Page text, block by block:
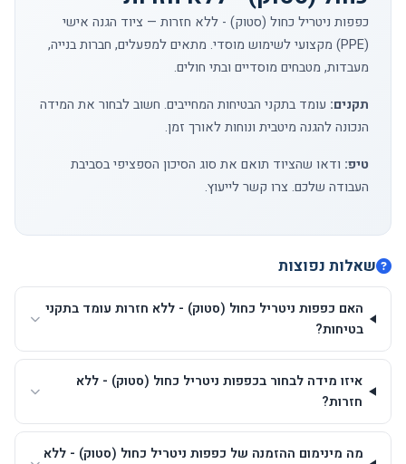
כפפות ניטריל כחול (סטוק) - ללא חזרות — ציוד הגנה אישי
(PPE) מקצועי לשימוש מוסדי. מתאים למפעלים, חברות בנייה,
מעבדות, מטבחים מוסדיים ובתי חולים.
תקנים: עומד בתקני הבטיחות המחייבים. חשוב לבחור את המידה
הנכונה להגנה מיטבית ונוחות לאורך זמן.
טיפ: ודאו שהציוד תואם את סוג הסיכון הספציפי בסביבת
העבודה שלכם. צרו קשרלייעוץ.
שאלות נפוצות
האם כפפות ניטריל כחול (סטוק) - ללא חזרות עומד בתקני
בטיחות?
איזו מידה לבחור בכפפות ניטריל כחול (סטוק) - ללא
חזרות?
מה מינימום ההזמנה של כפפות ניטריל כחול (סטוק) - ללא